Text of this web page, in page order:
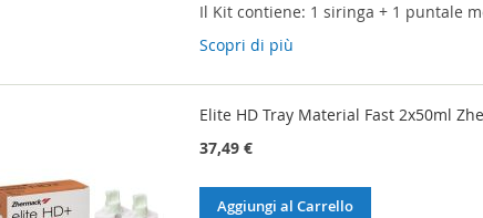
Il Kit contiene: 1 siringa + 1 puntale
Scopri di più
Elite HD Tray Material Fast 2x50ml
37,49 €
Aggiungi al Carrello